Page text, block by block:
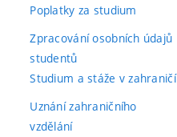
Poplatky za studium
Zpracování osobních údajů
studentů
Studium a stáže v zahraničí
Uznání zahraničního
vzdělání